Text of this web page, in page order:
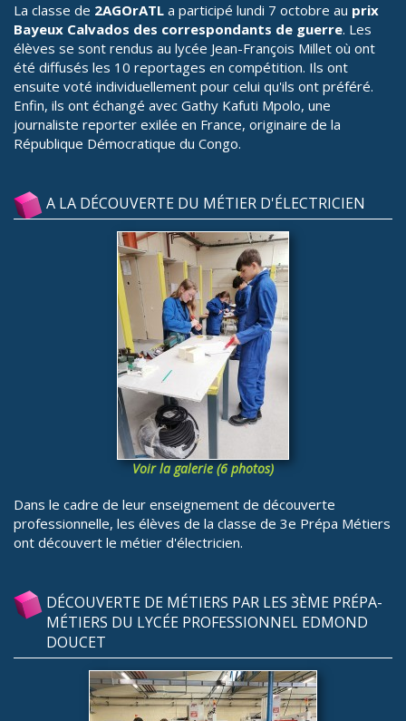
La classe de 2AGOrATL a participé lundi 7 octobre au prix
Bayeux Calvados des correspondants de guerre. Les
élèves se sont rendus au lycée Jean-François Millet où ont
été diffusés les 10 reportages en compétition. Ils ont
ensuite voté individuellement pour celui qu'ils ont préféré.
Enfin, ils ont échangé avec Gathy Kafuti Mpolo, une
journaliste reporter exilée en France, originaire de la
République Démocratique du Congo.
A LA DÉCOUVERTE DU MÉTIER D'ÉLECTRICIEN
Voir la galerie (6 photos)
Dans le cadre de leur enseignement de découverte
professionnelle, les élèves de la classe de 3e Prépa Métiers
ont découvert le métier d'électricien.
DÉCOUVERTE DE MÉTIERS PAR LES 3ÈME PRÉPA-
MÉTIERS DU LYCÉE PROFESSIONNEL EDMOND
DOUCET